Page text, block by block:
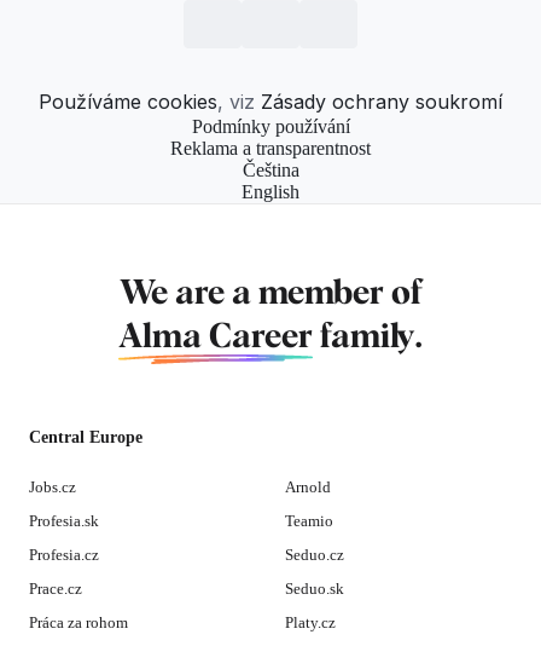
Používáme cookies, viz Zásady ochrany soukromí
Podmínky používání
Reklama a transparentnost
Čeština
English
We are a member of
Alma Career family.
Central Europe
Jobs.cz
Profesia.sk
Profesia.cz
Prace.cz
Práca za rohom
Arnold
Teamio
Seduo.cz
Seduo.sk
Platy.cz